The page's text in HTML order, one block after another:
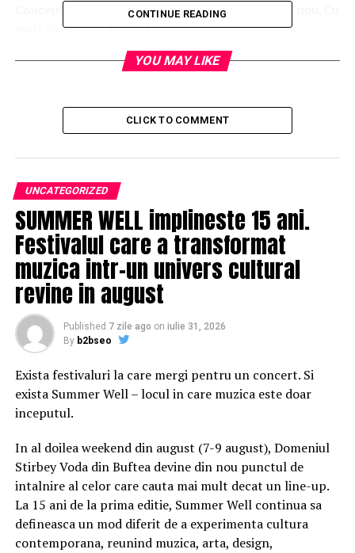
Conceptul de copiere a informației nu este deloc nou. Cu
mult înainte de apariția echipamentelor moderne,
oamenii au încercat să reproducă texte și imagini prin
metode manuale sau mecanice. Copiștii din vechime
dezvoltat procedee precum tiparul, șabloanele sau
hârtia indigo. Aceste soluții au reprezentat pași
necesar și de calitatea rezultatului. Adevărata revoluție a
venit odată cu apariția tehnologiilor electrostatice, care
au permis obținerea unor copii fidele într-un timp
foarte scurt.
Primele sisteme moderne decopiats-au bazat pe
principiul xerografiei, un proces care a schimbat
fundamental modul de multiplicare a documentelor.
Acest mecanism folosește electricitatea statică și lumina
pentru a transfera imaginea unui document pe hârtie. În
esență, suprafața sensibilă a aparatului este încărcată
electric, apoi expusă la imaginea paginii originale.
Zonele luminoase și cele întunecate determină
distribuția sarcinilor, iar pulberea fină numită toner
aderă doar în anumite regiuni. Imaginea astfel formată
este transferată pe foaie și fixată la temperatură
ridicată. Rezultatul este o copie clară, realizată rapid și
cu un grad ridicat de precizie.
Pe măsură ce aceste tehnologii s-au perfecționat,
sistemele de copiat au început să includă funcții
CONTINUE READING
YOU MAY LIKE
CLICK TO COMMENT
UNCATEGORIZED
SUMMER WELL implineste 15 ani.
Festivalul care a transformat
muzica intr-un univers cultural
revine in august
Published 7 zile ago on iulie 31, 2026
By b2bseo
Exista festivaluri la care mergi pentru un concert. Si
exista Summer Well – locul in care muzica este doar
inceputul.
In al doilea weekend din august (7-9 august), Domeniul
Stirbey Voda din Buftea devine din nou punctul de
intalnire al celor care cauta mai mult decat un line-up.
La 15 ani de la prima editie, Summer Well continua sa
defineasca un mod diferit de a experimenta cultura
contemporana, reunind muzica, arta, design,